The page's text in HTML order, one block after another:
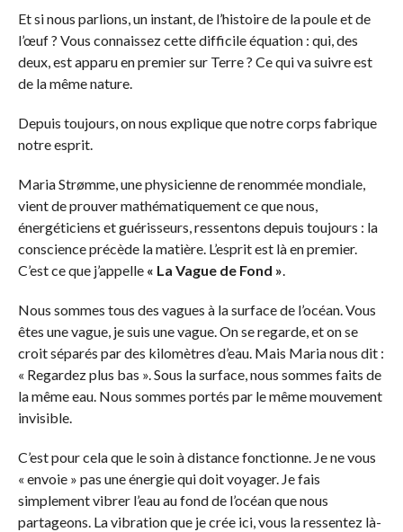
Et si nous parlions, un instant, de l’histoire de la poule et de
l’œuf ? Vous connaissez cette difficile équation : qui, des
deux, est apparu en premier sur Terre ? Ce qui va suivre est
de la même nature.
Depuis toujours, on nous explique que notre corps fabrique
notre esprit.
Maria Strømme, une physicienne de renommée mondiale,
vient de prouver mathématiquement ce que nous,
énergéticiens et guérisseurs, ressentons depuis toujours : la
conscience précède la matière. L’esprit est là en premier.
C’est ce que j’appelle « La Vague de Fond ».
Nous sommes tous des vagues à la surface de l’océan. Vous
êtes une vague, je suis une vague. On se regarde, et on se
croit séparés par des kilomètres d’eau. Mais Maria nous dit :
« Regardez plus bas ». Sous la surface, nous sommes faits de
la même eau. Nous sommes portés par le même mouvement
invisible.
C’est pour cela que le soin à distance fonctionne. Je ne vous
« envoie » pas une énergie qui doit voyager. Je fais
simplement vibrer l’eau au fond de l’océan que nous
partageons. La vibration que je crée ici, vous la ressentez là-